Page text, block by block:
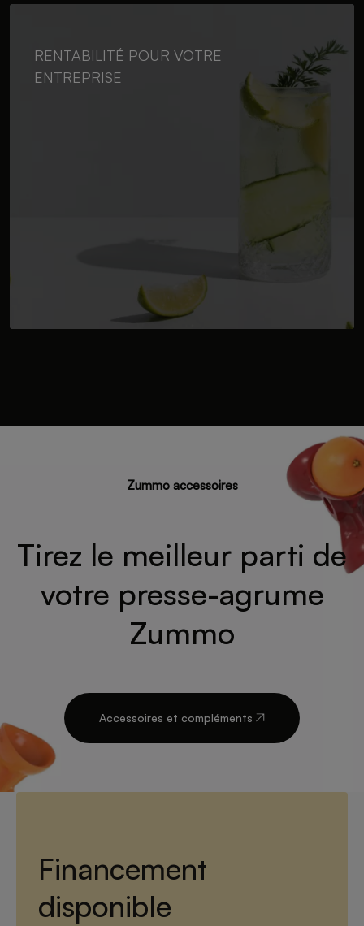
RENTABILITÉ POUR VOTRE
ENTREPRISE
Zummo accessoires
Tirez le meilleur parti de
votre presse-agrume
Zummo
Accessoires et compléments
Financement
disponible